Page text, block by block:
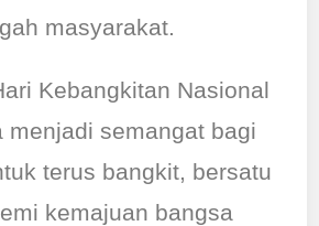
masyarakat.
Kebangkitan Nasional
menjadi semangat bagi
terus bangkit, bersatu
kemajuan bangsa